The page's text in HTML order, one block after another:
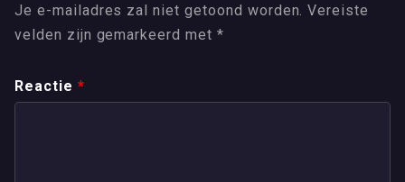
Je e-mailadres zal niet getoond worden. Vereiste
velden zijn gemarkeerd met *
Reactie *